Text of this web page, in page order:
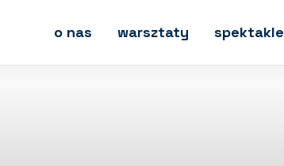
o nas warsztaty spektakle